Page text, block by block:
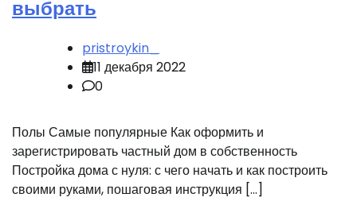
выбрать
pristroykin_
11 декабря 2022
0
Полы Самые популярные Как оформить и
зарегистрировать частный дом в собственность
Постройка дома с нуля: с чего начать и как построить
своими руками, пошаговая инструкция […]